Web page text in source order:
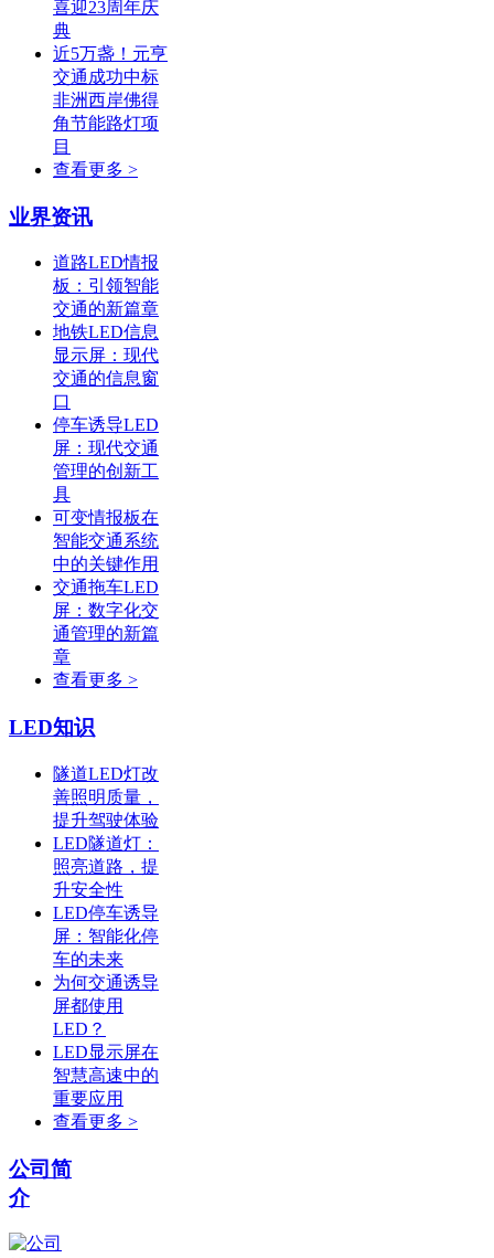
喜迎23周年庆
典
近5万盏！元亨
交通成功中标
非洲西岸佛得
角节能路灯项
目
查看更多 >
业界资讯
道路LED情报
板：引领智能
交通的新篇章
地铁LED信息
显示屏：现代
交通的信息窗
口
停车诱导LED
屏：现代交通
管理的创新工
具
可变情报板在
智能交通系统
中的关键作用
交通拖车LED
屏：数字化交
通管理的新篇
章
查看更多 >
LED知识
隧道LED灯改
善照明质量，
提升驾驶体验
LED隧道灯：
照亮道路，提
升安全性
LED停车诱导
屏：智能化停
车的未来
为何交通诱导
屏都使用
LED？
LED显示屏在
智慧高速中的
重要应用
查看更多 >
公司简
介